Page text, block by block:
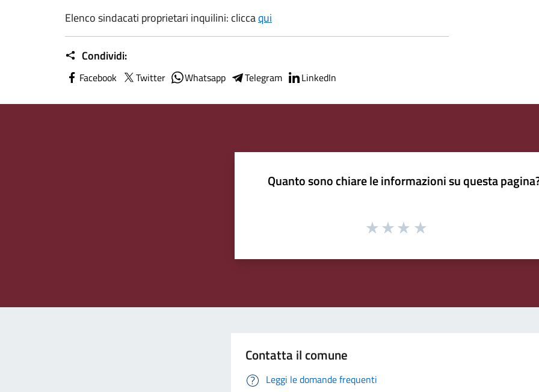
Elenco sindacati proprietari inquilini: cliccaqui
Condividi:
Facebook Twitter Whatsapp Telegram LinkedIn
Quanto sono chiare le informazioni su questa
Contatta il comune
Leggi le domande frequenti